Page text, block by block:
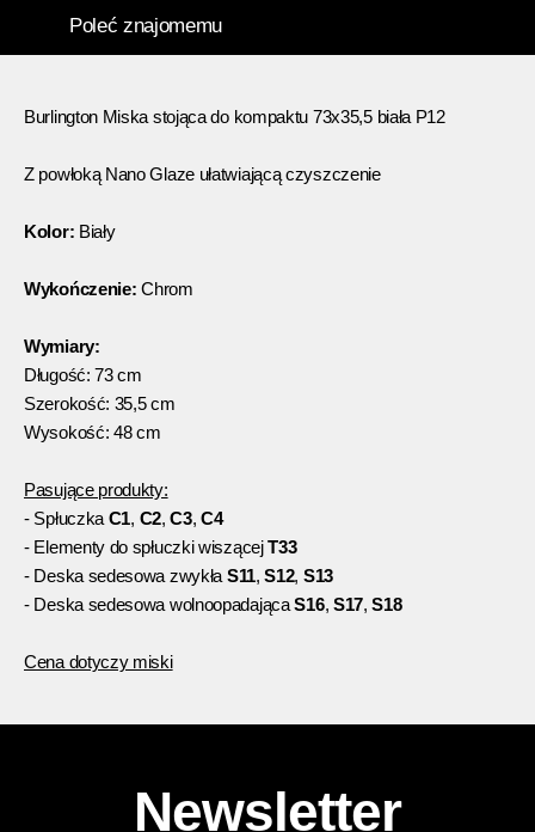
Poleć znajomemu
Burlington Miska stojąca do kompaktu 73x35,5 biała P12
Z powłoką Nano Glaze ułatwiającą czyszczenie
Kolor: Biały
Wykończenie: Chrom
Wymiary:
Długość: 73 cm
Szerokość: 35,5 cm
Wysokość: 48 cm
Pasujące produkty:
- Spłuczka C1, C2,C3,C4
- Elementy do spłuczki wiszącejT33
- Deska sedesowa zwykła S11,S12, S13
- Deska sedesowa wolnoopadającaS16, S17,S18
Cena dotyczy miski
Newsletter